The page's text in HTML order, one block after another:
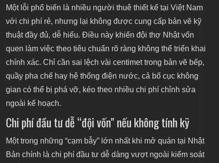
Một lỗi phổ biến là nhiều người thuê thiết kế tại Việt Nam
với chi phí rẻ, nhưng lại không được cung cấp bản vẽ kỹ
thuật đầy đủ, dễ hiểu. Điều này khiến đội thợ Nhật vốn
quen làm việc theo tiêu chuẩn rõ ràng không thể triển khai
chính xác. Chỉ cần sai lệch vài centimet trong bản vẽ bếp,
quầy pha chế hay hệ thống điện nước, cả bố cục không
gian có thể bị phá vỡ, kéo theo nhiều chi phí chỉnh sửa
ngoài kế hoạch.
Chi phí đầu tư dễ “đội vốn” nếu không tính kỹ
Một trong những “cạm bẫy” lớn nhất khi mở quán tại Nhật
Bản chính là chi phí đầu tư dễ dàng vượt ngoài kiểm soát